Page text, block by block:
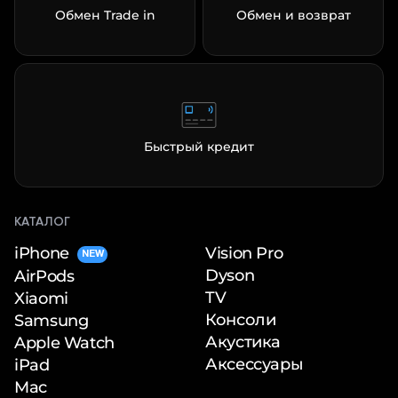
Обмен Trade in Обмен и возврат
Быстрый кредит
КАТАЛОГ
iPhone NEW
AirPods
Xiaomi
Samsung
Apple Watch
iPad
Mac
Vision Pro
Dyson
TV
Консоли
Акустика
Аксессуары